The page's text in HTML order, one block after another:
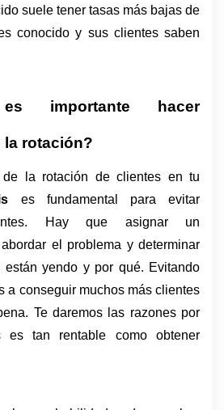
suele tener tasas más bajas de
conocido y sus clientes saben
importante hacer
la rotación?
es fundamental para evitar
Hay que asignar un
el problema y determinar
están yendo y por qué. Evitando
a conseguir muchos más clientes
Te daremos las razones por
es tan rentable como obtener